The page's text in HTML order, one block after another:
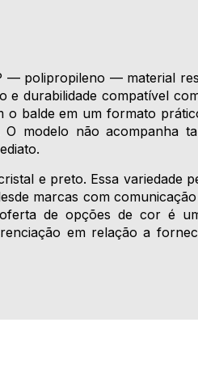
— polipropileno — material
e durabilidade compatível
o balde em um formato
modelo não acompanha
e preto. Essa variedade
marcas com
de opções de cor é
em relação a